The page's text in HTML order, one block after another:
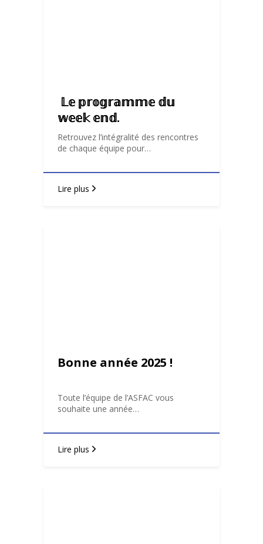
𝕃𝕖 𝕡𝕣𝕠𝕘𝕣𝕒𝕞𝕞𝕖 𝕕𝕦
𝕨𝕖𝕖𝕜 𝕖𝕟𝕕.
Retrouvez l’intégralité des rencontres
de chaque équipe pour…
Lire plus
Bonne année 2025 !
Toute l’équipe de l’ASFAC vous
souhaite une année…
Lire plus